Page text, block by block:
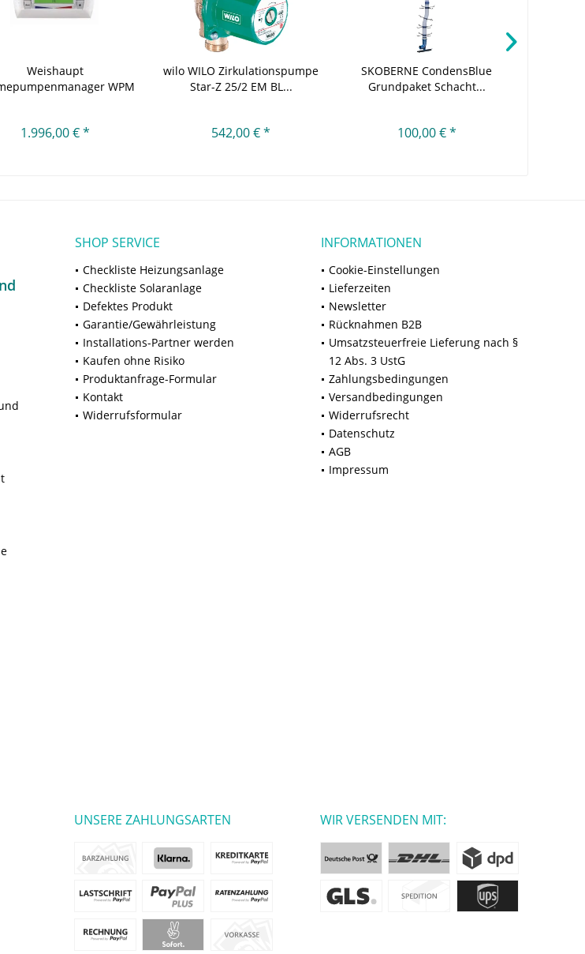
Weishaupt
WPM
1.996,00 € *
wilo WILO Zirkulationspumpe
Star-Z 25/2 EM BL...
542,00 € *
SKOBERNE CondensBlue
Grundpaket Schacht...
100,00 € *
SHOP SERVICE
Checkliste Heizungsanlage
Checkliste Solaranlage
Defektes Produkt
Garantie/Gewährleistung
Installations-Partner werden
Kaufen ohne Risiko
Produktanfrage-Formular
Kontakt
Widerrufsformular
INFORMATIONEN
Cookie-Einstellungen
Lieferzeiten
Newsletter
Rücknahmen B2B
Umsatzsteuerfreie Lieferung nach §
12 Abs. 3 UstG
Zahlungsbedingungen
Versandbedingungen
Widerrufsrecht
Datenschutz
AGB
Impressum
UNSERE ZAHLUNGSARTEN WIR VERSENDEN MIT: